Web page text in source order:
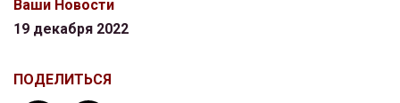
Ваши Новости
19 декабря 2022
ПОДЕЛИТЬСЯ